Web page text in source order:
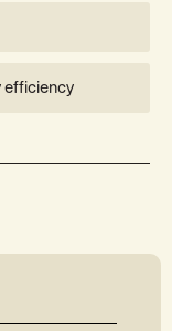
efficiency